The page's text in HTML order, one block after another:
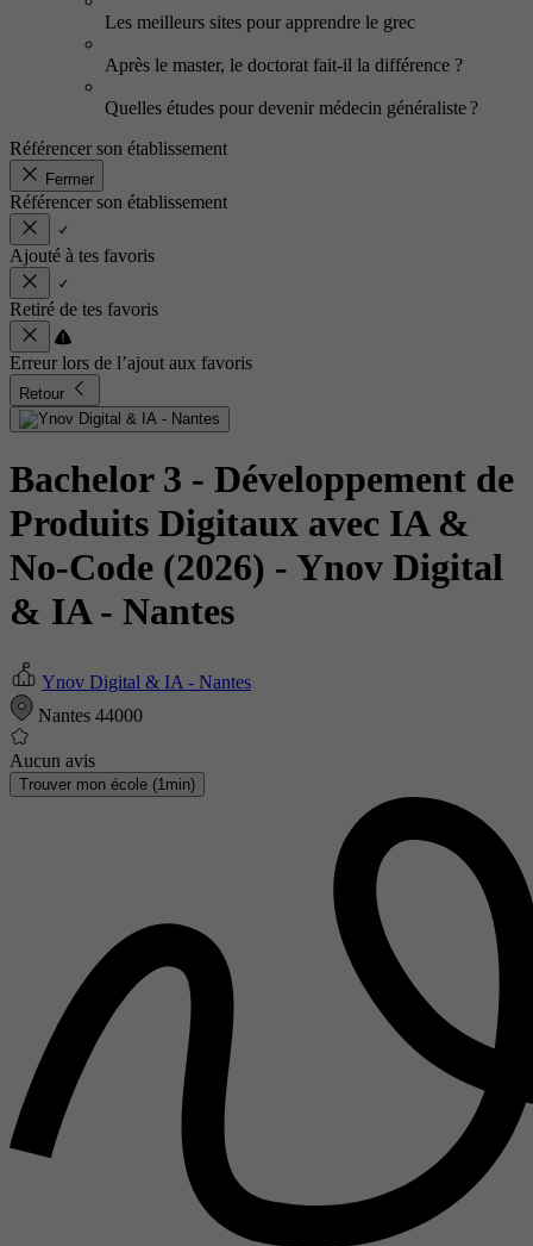
Les meilleurs sites pour apprendre le grec
Après le master, le doctorat fait-il la différence ?
Quelles études pour devenir médecin généraliste ?
Référencer son établissement
Fermer
Référencer son établissement
Ajouté à tes favoris
Retiré de tes favoris
Erreur lors de l’ajout aux favoris
Retour
Bachelor 3 - Développement de
Produits Digitaux avec IA &
No-Code (2026) - Ynov Digital
& IA - Nantes
Ynov Digital & IA - Nantes
Nantes 44000
Aucun avis
Trouver mon école (1min)